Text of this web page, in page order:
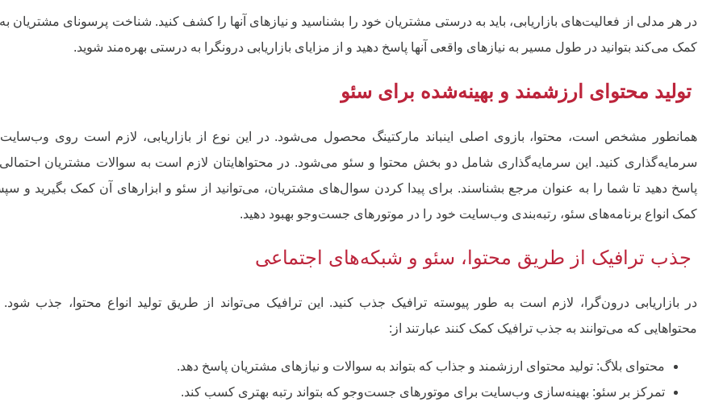
در هر مدلی از فعالیت‌های بازاریابی، باید به درستی مشتریان خود را بشناسید و نیازهای آنها را کشف کنید. شناخت پرسونای مشتریان
کمک می‌کند بتوانید در طول مسیر به نیازهای واقعی آنها پاسخ دهید و از مزایای بازاریابی درونگرا به درستی بهره‌مند شوید.
تولید محتوای ارزشمند و بهینه‌شده برای سئو
همانطور مشخص است، محتوا، بازوی اصلی اینباند مارکتینگ محصول می‌شود. در این نوع از بازاریابی، لازم است روی
سرمایه‌گذاری کنید. این سرمایه‌گذاری شامل دو بخش محتوا و سئو می‌شود. در محتواهایتان لازم است به سوالات مشتریان
پاسخ دهید تا شما را به عنوان مرجع بشناسند. برای پیدا کردن سوال‌های مشتریان، می‌توانید از سئو و ابزارهای آن کمک بگیرید و
کمک انواع برنامه‌های سئو، رتبه‌بندی وب‌سایت خود را در موتورهای جست‌وجو بهبود دهید.
جذب ترافیک از طریق محتوا، سئو و شبکه‌های اجتماعی
در بازاریابی درون‌گرا، لازم است به طور پیوسته ترافیک جذب کنید. این ترافیک می‌تواند از طریق تولید انواع محتوا، جذب شود.
محتواهایی که می‌توانند به جذب ترافیک کمک کنند عبارتند از:
محتوای بلاگ: تولید محتوای ارزشمند و جذاب که بتواند به سوالات و نیازهای مشتریان پاسخ دهد.
تمرکز بر سئو: بهینه‌سازی وب‌سایت برای موتورهای جست‌وجو که بتواند رتبه بهتری کسب‌ کند.